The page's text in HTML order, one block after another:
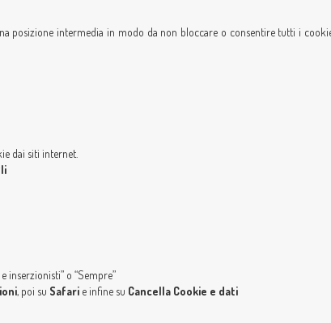
posizione intermedia in modo da non bloccare o consentire tutti i
dai siti internet.
inserzionisti” o “Sempre”
, poi su Safari e infine su Cancella Cookie e dati